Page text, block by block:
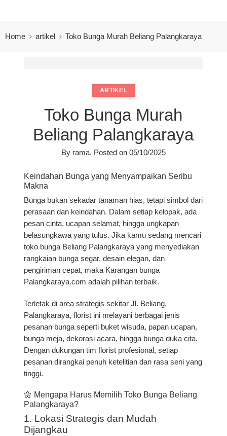
Home artikel Toko Bunga Murah Beliang Palangkaraya
ARTIKEL
Toko Bunga Murah
Beliang Palangkaraya
By rama. Posted on 05/10/2025
Keindahan Bunga yang Menyampaikan Seribu
Makna
Bunga bukan sekadar tanaman hias, tetapi simbol dari
perasaan dan keindahan. Dalam setiap kelopak, ada
pesan cinta, ucapan selamat, hingga ungkapan
belasungkawa yang tulus. Jika kamu sedang mencari
toko bunga Beliang Palangkarayayang menyediakan
rangkaian bunga segar, desain elegan, dan
pengiriman cepat, maka Karangan bunga
Palangkaraya.com adalah pilihan terbaik.
Terletak di area strategis sekitarJl. Beliang,
Palangkaraya, florist ini melayani berbagai jenis
pesanan bunga seperti buket wisuda, papan ucapan,
bunga meja, dekorasi acara, hingga bunga duka cita.
Dengan dukungan tim florist profesional, setiap
pesanan dirangkai penuh ketelitian dan rasa seni yang
tinggi.
🌼 Mengapa Harus Memilih Toko Bunga Beliang
Palangkaraya?
1. Lokasi Strategis dan Mudah
Dijangkau